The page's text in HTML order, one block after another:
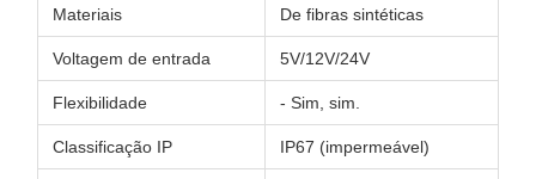
Materiais De fibras sintéticas
Voltagem de entrada 5V/12V/24V
Flexibilidade - Sim, sim.
Classificação IP IP67 (impermeável)